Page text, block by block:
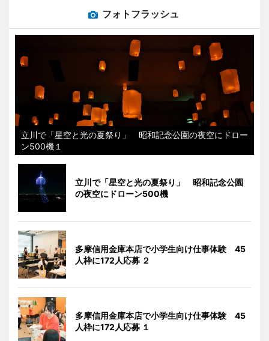
フォトフラッシュ
立川で「星空と光の夏祭り」 昭和記念公園の夜空にドロー
ン500機１
立川で「星空と光の夏祭り」 昭和記念公園
の夜空にドローン500機
多摩信用金庫本店で小学生向け仕事体験 45
人枠に172人応募 ２
多摩信用金庫本店で小学生向け仕事体験 45
人枠に172人応募 １